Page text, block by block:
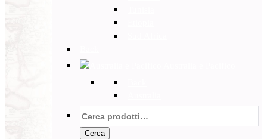
Cerca:
Cerca